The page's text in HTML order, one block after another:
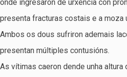
onde ingresaron de urxencia con
presenta fracturas costais e a moza
Ambos os dous sufriron ademais
presentan múltiples contusións.
As vítimas caeron dende unha